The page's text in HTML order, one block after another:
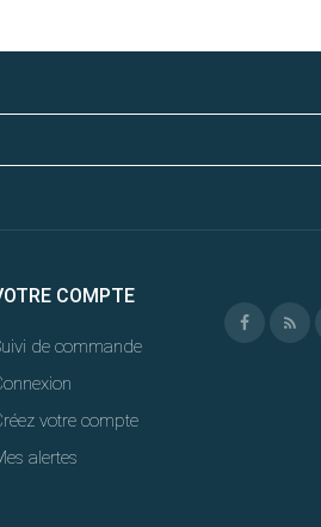
COMPTE
de commande
votre compte
alertes